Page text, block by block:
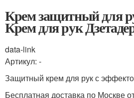
Крем защитный для
Крем для рук
data-link
Артикул: -
Защитный крем для рук с
Бесплатная доставка по Москве